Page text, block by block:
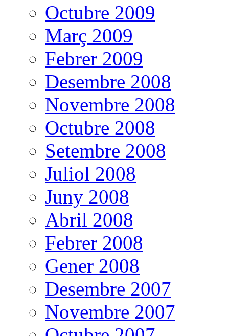
Octubre 2009
Març 2009
Febrer 2009
Desembre 2008
Novembre 2008
Octubre 2008
Setembre 2008
Juliol 2008
Juny 2008
Abril 2008
Febrer 2008
Gener 2008
Desembre 2007
Novembre 2007